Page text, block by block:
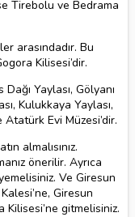
Tirebolu ve Bedrama
arasındadır. Bu
Kilisesi’dir.
Yaylası, Gölyanı
Kulukkaya Yaylası,
Evi Müzesi’dir.
almalısınız.
önerilir. Ayrıca
Ve Giresun
Giresun
Kilisesi’ne gitmelisiniz.